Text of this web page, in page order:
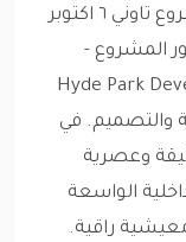
الطراز الطليعي لتصميمات فيلات مشروع تاوني ٦ اكتوبر
المشروع -
- Hyde Park
والتصميم. في
وعصرية
الواسعة
راقية.